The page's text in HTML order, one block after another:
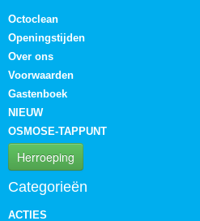
Octoclean
Openingstijden
Over ons
Voorwaarden
Gastenboek
NIEUW
OSMOSE-TAPPUNT
Herroeping
Categorieën
ACTIES